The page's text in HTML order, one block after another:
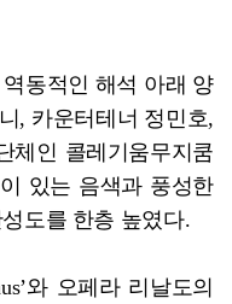
동적인 해석 아래 양
, 카운터테너 정민호,
체인 콜레기움무지쿰
있는 음색과 풍성한
도를 한층 높였다.
와 오페라 리날도의